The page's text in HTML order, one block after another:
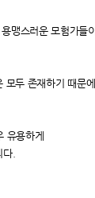
용맹스러운 모험가들이
모두 존재하기 때문에
유용하게
.